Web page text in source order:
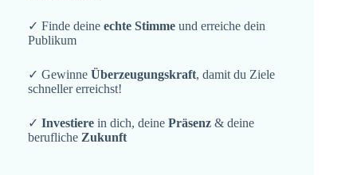
✓ Finde deine echte Stimme und erreiche dein
Publikum
✓ Gewinne Überzeugungskraft, damit du Ziele
schneller erreichst!
✓ Investiere in dich, deine Präsenz & deine
berufliche Zukunft